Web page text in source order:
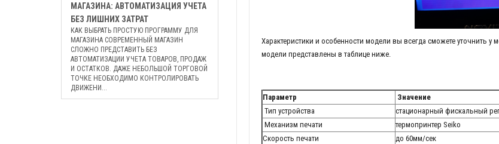
Характеристики и особенности модели вы всегда сможете уточнить
модели представлены в таблице ниже.
Параметр
Значение
Тип устройства
стационарный фискальный
Механизм печати
термопринтер Seiko
Скорость печати
до 60мм/сек
МАГАЗИНА: АВТОМАТИЗАЦИЯ УЧЕТА
БЕЗ ЛИШНИХ ЗАТРАТ
КАК ВЫБРАТЬ ПРОСТУЮ ПРОГРАММУ ДЛЯ
МАГАЗИНА СОВРЕМЕННЫЙ МАГАЗИН
СЛОЖНО ПРЕДСТАВИТЬ БЕЗ
АВТОМАТИЗАЦИИ УЧЕТА ТОВАРОВ, ПРОДАЖ
И ОСТАТКОВ. ДАЖЕ НЕБОЛЬШОЙ ТОРГОВОЙ
ТОЧКЕ НЕОБХОДИМО КОНТРОЛИРОВАТЬ
ДВИЖЕНИ...